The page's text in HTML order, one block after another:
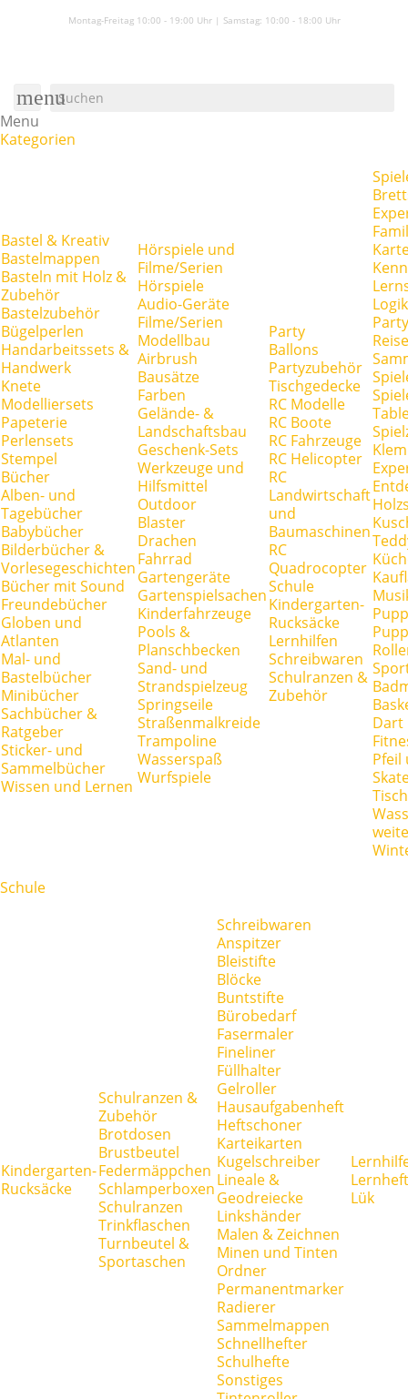
Montag-Freitag 10:00 - 19:00 Uhr | Samstag: 10:00 - 18:00 Uhr
menu
Menu
Kategorien
Bastel & Kreativ
Bastelmappen
Basteln mit Holz &
Zubehör
Bastelzubehör
Bügelperlen
Handarbeitssets &
Handwerk
Knete
Modelliersets
Papeterie
Perlensets
Stempel
Bücher
Alben- und
Tagebücher
Babybücher
Bilderbücher &
Vorlesegeschichten
Bücher mit Sound
Freundebücher
Globen und
Atlanten
Mal- und
Bastelbücher
Minibücher
Sachbücher &
Ratgeber
Sticker- und
Sammelbücher
Wissen und Lernen
Hörspiele und
Filme/Serien
Hörspiele
Audio-Geräte
Filme/Serien
Modellbau
Airbrush
Bausätze
Farben
Gelände- &
Landschaftsbau
Geschenk-Sets
Werkzeuge und
Hilfsmittel
Outdoor
Blaster
Drachen
Fahrrad
Gartengeräte
Gartenspielsachen
Kinderfahrzeuge
Pools &
Planschbecken
Sand- und
Strandspielzeug
Springseile
Straßenmalkreide
Trampoline
Wasserspaß
Wurfspiele
Party
Ballons
Partyzubehör
Tischgedecke
RC Modelle
RC Boote
RC Fahrzeuge
RC Helicopter
RC
Landwirtschaft
und
Baumaschinen
RC
Quadrocopter
Schule
Kindergarten-
Rucksäcke
Lernhilfen
Schreibwaren
Schulranzen &
Zubehör
Dart
Pfeil
Schule
Kindergarten-
Rucksäcke
Schulranzen &
Zubehör
Brotdosen
Brustbeutel
Federmäppchen
Schlamperboxen
Schulranzen
Trinkflaschen
Turnbeutel &
Sportaschen
Schreibwaren
Anspitzer
Bleistifte
Blöcke
Buntstifte
Bürobedarf
Fasermaler
Fineliner
Füllhalter
Gelroller
Hausaufgabenheft
Heftschoner
Karteikarten
Kugelschreiber
Lineale &
Geodreiecke
Linkshänder
Malen & Zeichnen
Minen und Tinten
Ordner
Permanentmarker
Radierer
Sammelmappen
Schnellhefter
Schulhefte
Sonstiges
Lük